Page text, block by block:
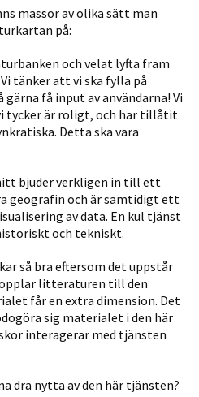
massoravolika sätt man
på:
och velat lyfta fram
tänker att vi ska fylla på
få input av användarna! Vi
tycker är roligt, och har tillåtit
Detta ska vara
bjuder verkligen in till ett
geografin och är samtidigt ett
av data. En kul tjänst
och tekniskt.
så bra eftersom det uppstår
litteraturen till den
får en extra dimension. Det
sig materialet i den här
interagerar med tjänsten
dra nytta av den här tjänsten?